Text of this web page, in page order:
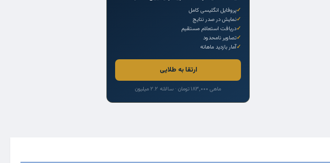
پروفایل انگلیسی کامل
نمایش در صدر نتایج
دریافت استعلام مستقیم
تصاویر نامحدود
آمار بازدید ماهانه
ارتقا به طلایی
ماهی ۱۸۳,۰۰۰ تومان · سالانه ۲.۲ میلیون